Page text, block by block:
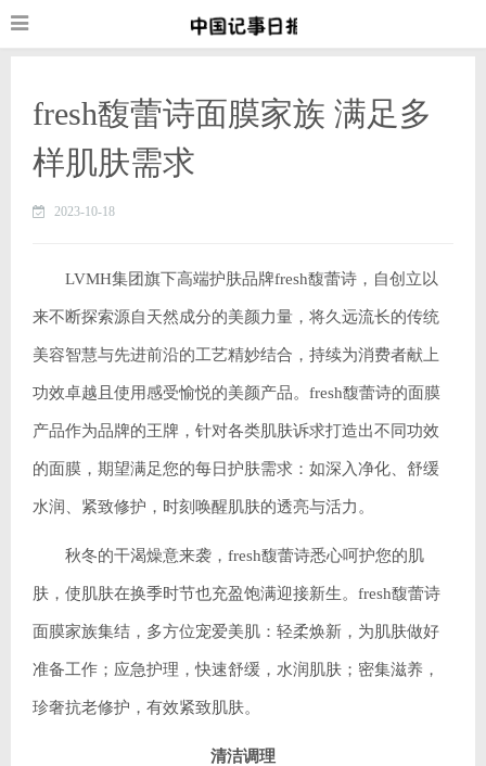
fresh馥蕾诗面膜家族 满足多
样肌肤需求
2023-10-18
LVMH集团旗下高端护肤品牌fresh馥蕾诗，自创立以
来不断探索源自天然成分的美颜力量，将久远流长的传统
美容智慧与先进前沿的工艺精妙结合，持续为消费者献上
功效卓越且使用感受愉悦的美颜产品。fresh馥蕾诗的面膜
产品作为品牌的王牌，针对各类肌肤诉求打造出不同功效
的面膜，期望满足您的每日护肤需求：如深入净化、舒缓
水润、紧致修护，时刻唤醒肌肤的透亮与活力。
秋冬的干渴燥意来袭，fresh馥蕾诗悉心呵护您的肌
肤，使肌肤在换季时节也充盈饱满迎接新生。fresh馥蕾诗
面膜家族集结，多方位宠爱美肌：轻柔焕新，为肌肤做好
准备工作；应急护理，快速舒缓，水润肌肤；密集滋养，
珍奢抗老修护，有效紧致肌肤。
清洁调理